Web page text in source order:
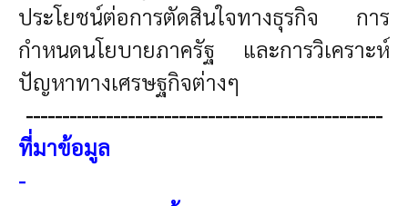
ประโยชน์ต่อการตัดสินใจทางธุรกิจ การ
กำหนดนโยบายภาครัฐ และการวิเคราะห์
ปัญหาทางเศรษฐกิจต่างๆ
-------------------------------------------------
ที่มาข้อมูล
-